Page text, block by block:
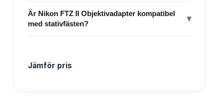
Är Nikon FTZ II Objektivadapter kompatibel
med stativfästen?
▾
Jämför pris